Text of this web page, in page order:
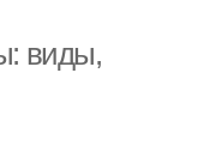
виды,